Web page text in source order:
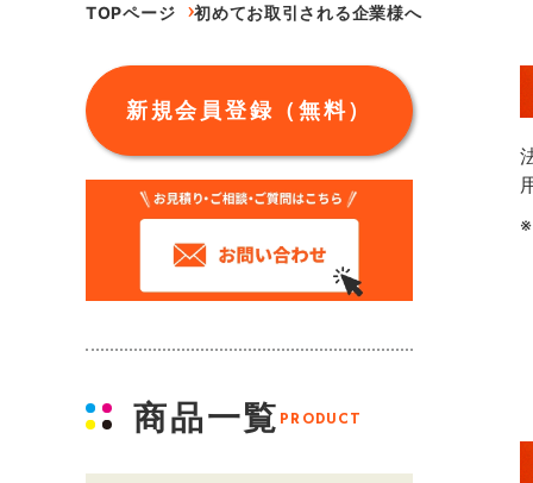
TOPページ 初めてお取引される企業様へ
新規会員登録（無料）
商品一覧 PRODUCT